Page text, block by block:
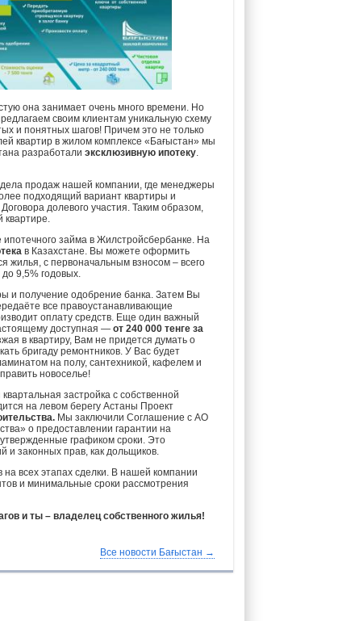
она занимает очень много времени. Но
своим клиентам уникальную схему
и понятных шагов! Причем это не только
квартир в жилом комплексе «Бағыстан» мы
разработали эксклюзивную ипотеку
продаж нашей компании, где менеджеры
подходящий вариант квартиры и
долевого участия. Таким образом,
займа в Жилстройсбербанке. На
в Казахстане. Вы можете оформить
жилья, с первоначальным взносом – всего
9,5% годовых.
и получение одобрение банка. Затем Вы
все правоустанавливающие
оплату средств. Еще один важный
доступная — от 240 000 тенге за
в квартиру, Вам не придется думать о
бригаду ремонтников. У Вас будет
на полу, сантехникой, кафелем и
новоселье!
застройка с собственной
на левом берегу Астаны Проект
Мы заключили Соглашение с АО
о предоставлении гарантии на
графиком сроки. Это
законных прав, как дольщиков.
всех этапах сделки. В нашей компании
и минимальные сроки рассмотрения
и ты – владелец собственного жилья!
Все новости Бағыстан →